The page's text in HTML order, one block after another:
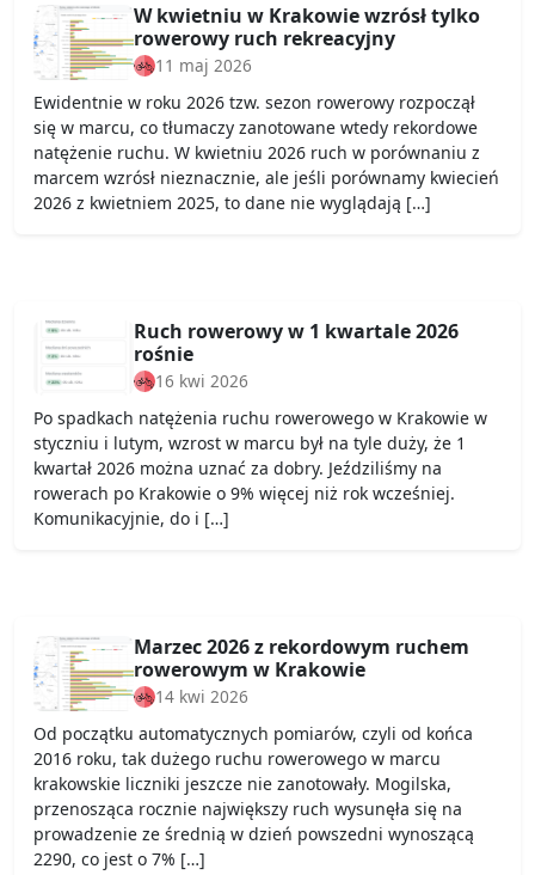
W kwietniu w Krakowie wzrósł tylko
rowerowy ruch rekreacyjny
11 maj 2026
Ewidentnie w roku 2026 tzw. sezon rowerowy rozpoczął
się w marcu, co tłumaczy zanotowane wtedy rekordowe
natężenie ruchu. W kwietniu 2026 ruch w porównaniu z
marcem wzrósł nieznacznie, ale jeśli porównamy kwiecień
2026 z kwietniem 2025, to dane nie wyglądają […]
Ruch rowerowy w 1 kwartale 2026
rośnie
16 kwi 2026
Po spadkach natężenia ruchu rowerowego w Krakowie w
styczniu i lutym, wzrost w marcu był na tyle duży, że 1
kwartał 2026 można uznać za dobry. Jeździliśmy na
rowerach po Krakowie o 9% więcej niż rok wcześniej.
Komunikacyjnie, do i […]
Marzec 2026 z rekordowym ruchem
rowerowym w Krakowie
14 kwi 2026
Od początku automatycznych pomiarów, czyli od końca
2016 roku, tak dużego ruchu rowerowego w marcu
krakowskie liczniki jeszcze nie zanotowały. Mogilska,
przenosząca rocznie największy ruch wysunęła się na
prowadzenie ze średnią w dzień powszedni wynoszącą
2290, co jest o 7% […]